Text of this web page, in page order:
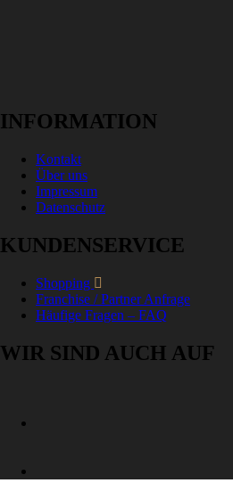
INFORMATION
Kontakt
Über uns
Impressum
Datenschutz
KUNDENSERVICE
Shopping
Franchise / Partner Anfrage
Häufige Fragen – FAQ
WIR SIND AUCH AUF